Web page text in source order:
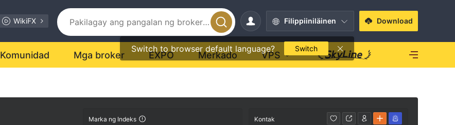
WikiFX Filippiiniläinen
Switch to browser default language? Switch
Download
Komunidad Mga broker EXPO Merkado VPS
Marka ng Indeks Kontak